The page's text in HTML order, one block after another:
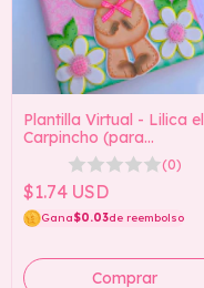
Plantilla Virtual - Lilica el
Carpincho (para
cuaderno)
(0)
$1.74 USD
Gana$0.03de reembolso